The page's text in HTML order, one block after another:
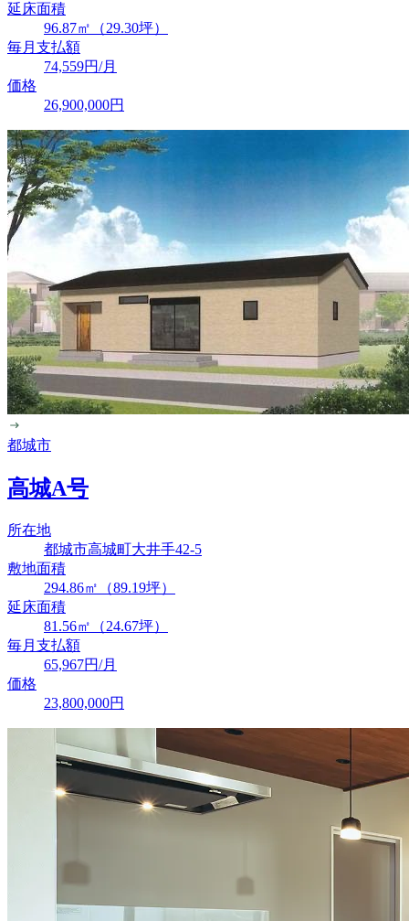
延床面積
96.87㎡（29.30坪）
毎月支払額
74,559円/月
価格
26,900,000円
都城市
高城A号
所在地
都城市高城町大井手42-5
敷地面積
294.86㎡（89.19坪）
延床面積
81.56㎡（24.67坪）
毎月支払額
65,967円/月
価格
23,800,000円